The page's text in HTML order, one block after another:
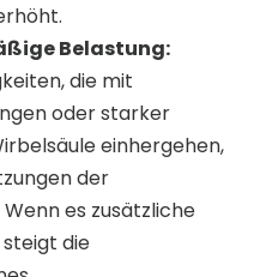
Belastung:
die mit
oder starker
einhergehen,
der
es zusätzliche
die